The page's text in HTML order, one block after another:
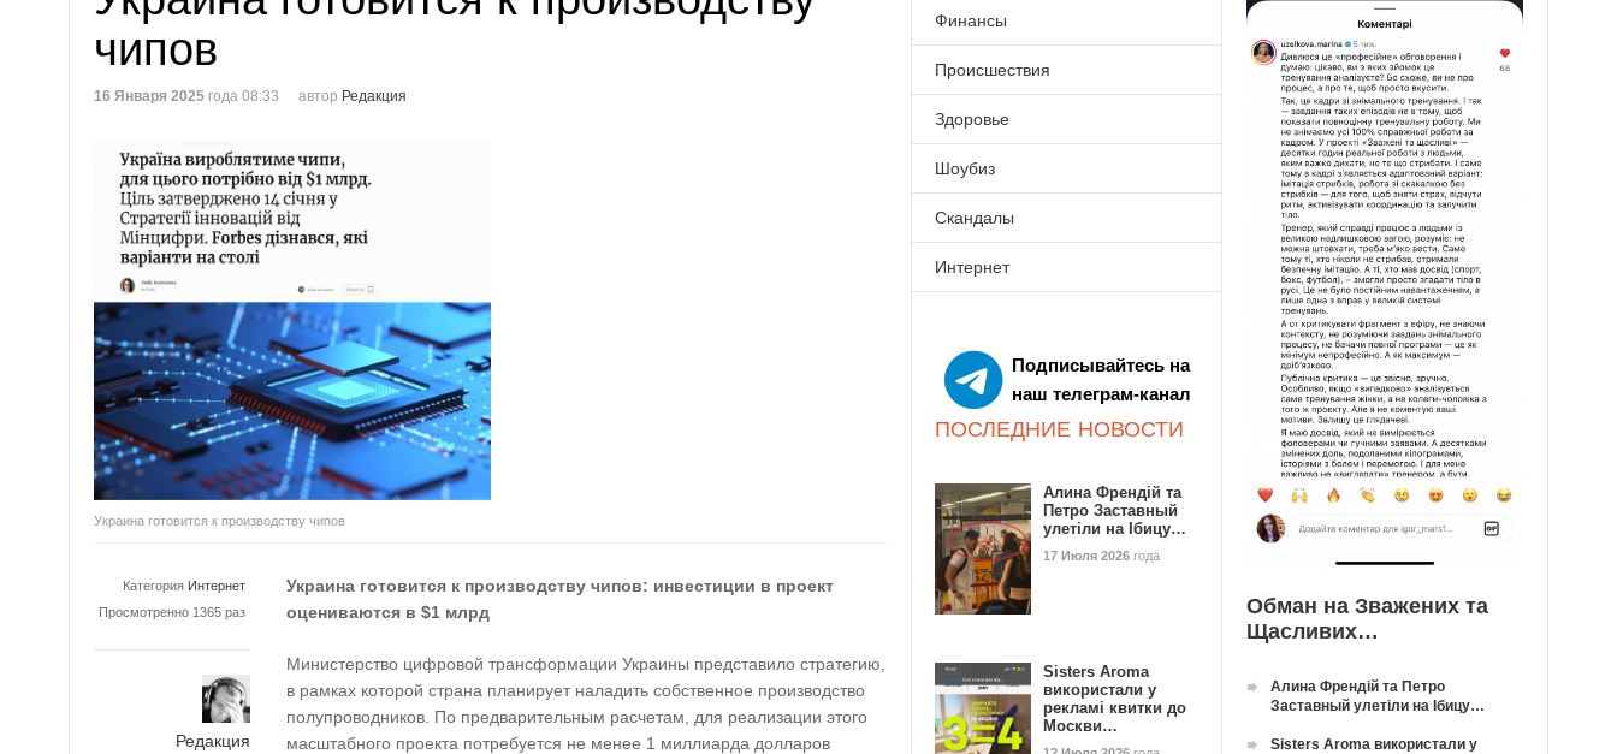
чипов
16 Января 2025 года 08:33 автор Редакция
Украина готовится к производству чипов
Категория Интернет
Просмотренно 1365 раз
Редакция
Украина готовится к производству чипов: инвестиции в проект
оцениваются в $1 млрд
Министерство цифровой трансформации Украины представило стратегию,
в рамках которой страна планирует наладить собственное производство
полупроводников. По предварительным расчетам, для реализации этого
масштабного проекта потребуется не менее 1 миллиарда долларов
Финансы
Происшествия
Здоровье
Шоубиз
Скандалы
Интернет
Подписывайтесь на
наш телеграм-канал
ПОСЛЕДНИЕ НОВОСТИ
Алина Френдій та
Петро Заставный
улетіли на Ібицу…
17 Июля 2026 года
Sisters Aroma
використали у
рекламі квитки до
Москви…
Обман на Зважених та
Щасливих…
Алина Френдій та Петро
Заставный улетіли на Ібицу…
Sisters Aroma використали у